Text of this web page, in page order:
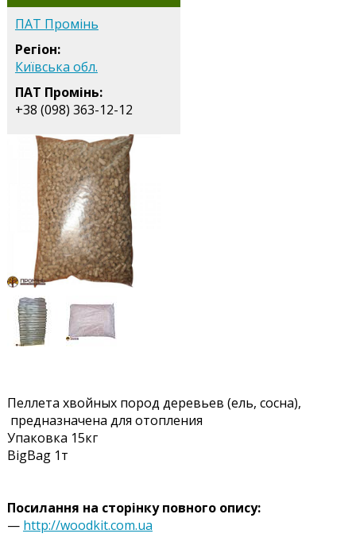
ПАТ Промінь
Регіон:
Київська обл.
ПАТ Промінь:
+38 (098) 363-12-12
Пеллета хвойных пород деревьев (ель, сосна),
предназначена для отопления
Упаковка 15кг
BigBag 1т
Посилання на сторінку повного опису:
— http://woodkit.com.ua